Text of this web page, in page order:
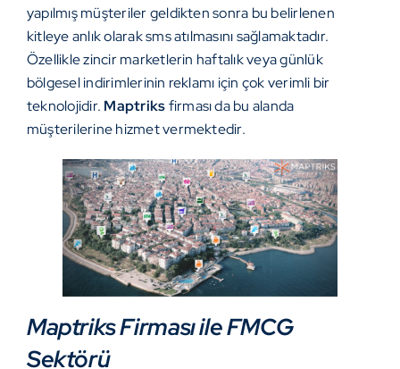
yapılmış müşteriler geldikten sonra bu belirlenen
kitleye anlık olarak sms atılmasını sağlamaktadır.
Özellikle zincir marketlerin haftalık veya günlük
bölgesel indirimlerinin reklamı için çok verimli bir
teknolojidir. Maptriksfirması da bu alanda
müşterilerine hizmet vermektedir.
Maptriks Firması ile FMCG
Sektörü